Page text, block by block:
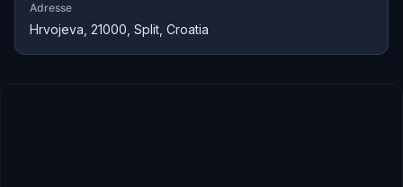
Adresse
Hrvojeva, 21000, Split, Croatia